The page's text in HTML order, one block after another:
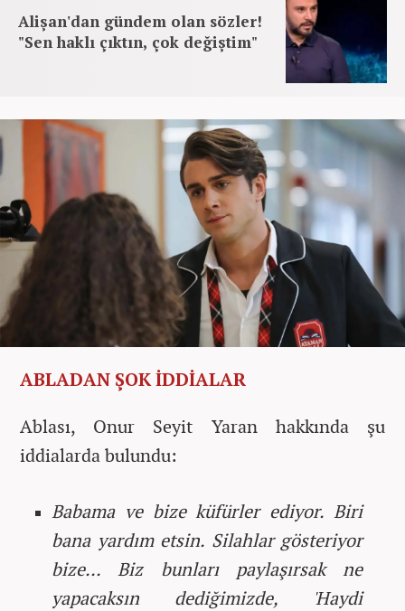
Alişan'dan gündem olan sözler!
"Sen haklı çıktın, çok değiştim"
ABLADAN ŞOK İDDİALAR
Ablası, Onur Seyit Yaran hakkında şu
iddialarda bulundu:
Babama ve bize küfürler ediyor. Biri
bana yardım etsin. Silahlar gösteriyor
bize... Biz bunları paylaşırsak ne
yapacaksın dediğimizde, 'Haydi